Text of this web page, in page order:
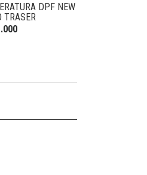
DPF NEW
TRASER